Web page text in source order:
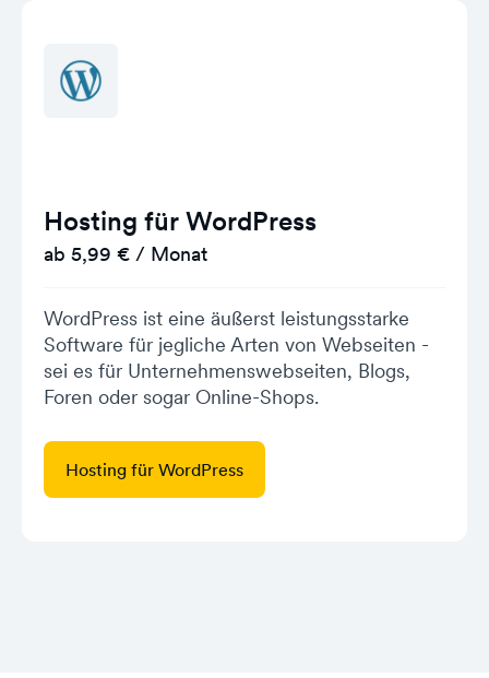
Hosting für WordPress
ab 5,99 € / Monat
WordPress ist eine äußerst leistungsstarke
Software für jegliche Arten von Webseiten -
sei es für Unternehmenswebseiten, Blogs,
Foren oder sogar Online-Shops.
Hosting für WordPress